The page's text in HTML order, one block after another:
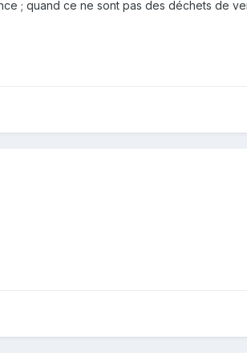
; quand ce ne sont pas des déchets de